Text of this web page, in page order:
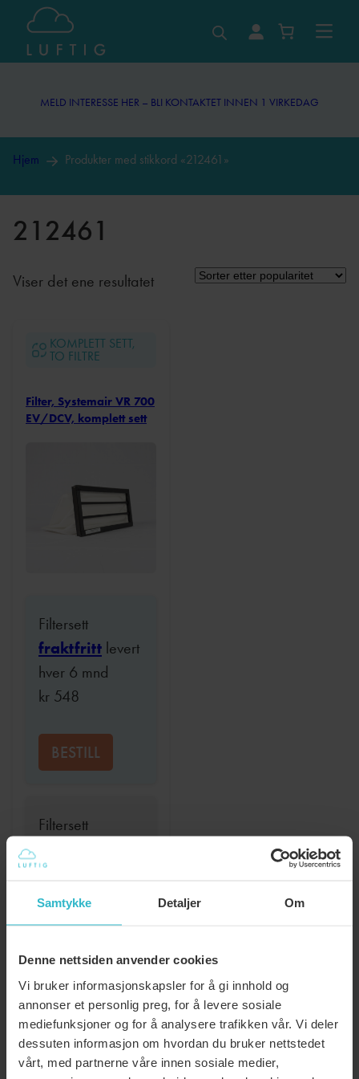
Samtykke Detaljer Om
Denne nettsiden anvender cookies
Vi bruker informasjonskapsler for å gi innhold og
annonser et personlig preg, for å levere sosiale
mediefunksjoner og for å analysere trafikken vår. Vi deler
dessuten informasjon om hvordan du bruker nettstedet
vårt, med partnerne våre innen sosiale medier,
Hopp
innhold
MELD INTERESSE HER – BLI KONTAKTET INNEN 1 VIRKEDAG
Hjem Produkter med stikkord «212461»
212461
Viser det ene resultatet
KOMPLETT SETT,
TO FILTRE
Filter, Systemair VR 700
EV/DCV, komplett sett
Filtersett
fraktfritt levert
hver 6 mnd
kr 548
BESTILL
Filtersett
hver 12 mnd
kr609
BESTILL
LES MER:
FILTER,
SYSTEMAIR
MELD INTERESSE HER – BLI KONTAKTET INNEN 1 VIRKEDAG